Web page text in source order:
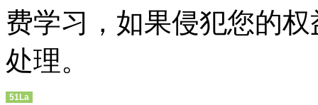
费学习，如果侵犯您的
处理。
51La